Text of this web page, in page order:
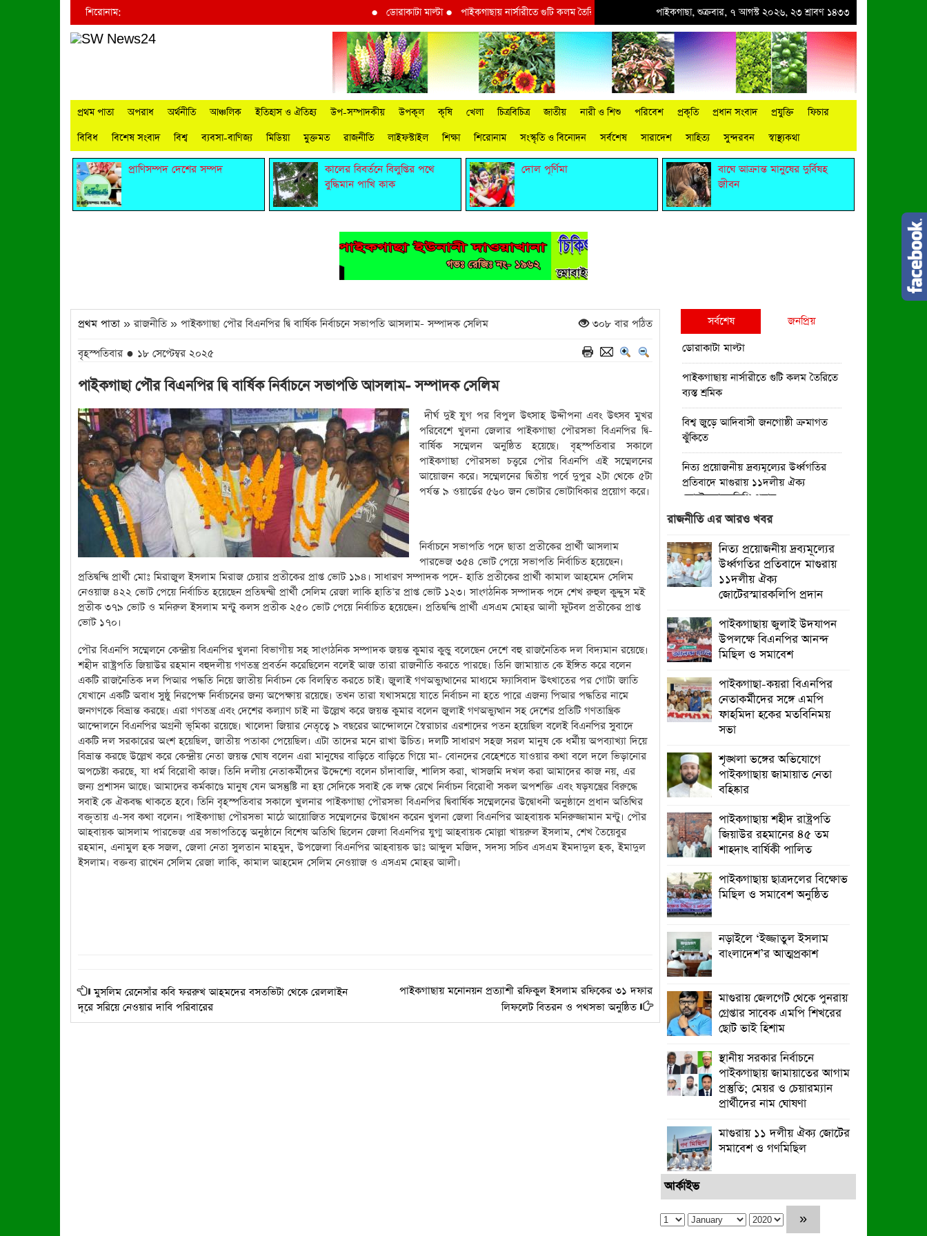
শিরোনাম: ডোরাকাটা মাল্টা●পাইকগাছায় নার্সারীতে গুটি কলম তৈরিতে ব্যস্ত শ্রমিক বিশ্ব জুড়ে আদিবাসী জনগোষ্ঠী ক্রমাগত ঝুঁকিতে ●নিত্য প্রয়োজনীয় দ্রব্যমূল্যের
পাইকগাছা, শুক্রবার, ৭ আগস্ট ২০২৬, ২৩ শ্রাবণ ১৪৩৩
প্রথম পাতা অপরাধ অর্থনীতি আঞ্চলিক ইতিহাস ও ঐতিহ্য উপ-সম্পাদকীয় উপকূল কৃষি খেলা চিত্রবিচিত্র জাতীয় নারী ও শিশু পরিবেশ প্রকৃতি প্রধান সংবাদ প্রযুক্তি
ফিচার
বিবিধ
বিশেষ সংবাদ বিশ্ব ব্যবসা-বাণিজ্য মিডিয়া মুক্তমত রাজনীতি লাইফস্টাইল শিক্ষা শিরোনাম সংস্কৃতি ও বিনোদন সর্বশেষ সারাদেশ সাহিত্য সুন্দরবন স্বাস্থ্যকথা
প্রাণিসম্পদ দেশের সম্পদ
কালের বিবর্তনে বিলুপ্তির পথে
বুদ্ধিমান পাখি কাক
দোল পূর্ণিমা
বাঘে আক্রান্ত মানুষের দুর্বিষহ
জীবন
প্রথম পাতা » রাজনীতি » পাইকগাছা পৌর বিএনপির দ্বি বার্ষিক নির্বাচনে সভাপতি আসলাম- সম্পাদক সেলিম ৩০৮ বার পঠিত
বৃহস্পতিবার ● ১৮ সেপ্টেম্বর ২০২৫
পাইকগাছা পৌর বিএনপির দ্বি বার্ষিক নির্বাচনে সভাপতি আসলাম- সম্পাদক সেলিম
দীর্ঘ দুই যুগ পর বিপুল উৎসাহ উদ্দীপনা এবং উৎসব মুখর
পরিবেশে খুলনা জেলার পাইকগাছা পৌরসভা বিএনপির দ্বি-
বার্ষিক সম্মেলন অনুষ্ঠিত হয়েছে। বৃহস্পতিবার সকালে
পাইকগাছা পৌরসভা চত্ত্বরে পৌর বিএনপি এই সম্মেলনের
আয়োজন করে। সম্মেলনের দ্বিতীয় পর্বে দুপুর ২টা থেকে ৫টা
পর্যন্ত ৯ ওয়ার্ডের ৫৬০ জন ভোটার ভোটাধিকার প্রয়োগ করে।
নির্বাচনে সভাপতি পদে ছাতা প্রতীকের প্রার্থী আসলাম
পারভেজ ৩৫৪ ভোট পেয়ে সভাপতি নির্বাচিত হয়েছেন।
প্রতিদ্বন্দ্বি প্রার্থী মোঃ মিরাজুল ইসলাম মিরাজ চেয়ার প্রতীকের প্রাপ্ত ভোট ১৯৪। সাধারণ সম্পাদক পদে- হাতি প্রতীকের প্রার্থী কামাল আহমেদ সেলিম
নেওয়াজ ৪২২ ভোট পেয়ে নির্বাচিত হয়েছেন প্রতিদ্বন্দ্বী প্রার্থী সেলিম রেজা লাকি হাতি’র প্রাপ্ত ভোট ১২৩। সাংগঠনিক সম্পাদক পদে শেখ রুহুল কুদ্দুস মই
প্রতীক ৩৭৯ ভোট ও মনিরুল ইসলাম মন্টু কলস প্রতীক ২৫০ ভোট পেয়ে নির্বাচিত হয়েছেন। প্রতিদ্বন্দ্বি প্রার্থী এসএম মোহর আলী ফুটবল প্রতীকের প্রাপ্ত
ভোট ১৭০।
পৌর বিএনপি সম্মেলনেকেন্দ্রীয় বিএনপির খুলনা বিভাগীয় সহ সাংগঠনিক সম্পাদক জয়ন্ত কুমার কুন্ডু বলেছেন দেশে বহু রাজনৈতিক দল বিদ্যমান রয়েছে।
শহীদ রাষ্ট্রপতি জিয়াউর রহমান বহুদলীয় গণতন্ত্র প্রবর্তন করেছিলেন বলেই আজ তারা রাজনীতি করতে পারছে। তিনি জামায়াতকে ইঙ্গিত করে বলেন
একটি রাজনৈতিক দল পিআর পদ্ধতি নিয়ে জাতীয় নির্বাচন কে বিলম্বিত করতে চাই। জুলাই গণঅভ্যুত্থানের মাধ্যমে ফ্যাসিবাদ উৎখাতের পর গোটা জাতি
যেখানে একটি অবাধ সুষ্ঠু নিরপেক্ষ নির্বাচনের জন্য অপেক্ষায় রয়েছে। তখন তারা যথাসময়ে যাতে নির্বাচন না হতে পারে এজন্য পিআর পদ্ধতির নামে
জনগণকে বিভ্রান্ত করছে। এরা গণতন্ত্র এবং দেশের কল্যাণ চাই না উল্লেখ করে জয়ন্ত কুমার বলেন জুলাই গণঅভ্যুত্থান সহ দেশের প্রতিটি গণতান্ত্রিক
আন্দোলনে বিএনপির অগ্রনী ভূমিকা রয়েছে। খালেদা জিয়ার নেতৃত্বে ৯ বছরের আন্দোলনে স্বৈরাচার এরশাদের পতন হয়েছিল বলেই বিএনপির সুবাদে
একটি দল সরকারের অংশ হয়েছিল, জাতীয় পতাকা পেয়েছিল। এটা তাদের মনে রাখা উচিত। দলটি সাধারণ সহজ সরল মানুষ কে ধর্মীয় অপব্যাখ্যা দিয়ে
বিভ্রান্ত করছে উল্লেখ করে কেন্দ্রীয় নেতা জয়ন্ত ঘোষ বলেন এরা মানুষের বাড়িতে বাড়িতে গিয়ে মা- বোনদের বেহেশতে যাওয়ার কথা বলে দলে ভিড়ানোর
অপচেষ্টা করছে, যা ধর্ম বিরোধী কাজ। তিনি দলীয় নেতাকর্মীদের উদ্দেশ্যে বলেন চাঁদাবাজি, শালিস করা, খাসজমি দখল করা আমাদের কাজ নয়, এর
জন্য প্রশাসন আছে। আমাদের কর্মকাণ্ডে মানুষ যেন অসন্তুষ্টি না হয় সেদিকে সবাই কে লক্ষ রেখে নির্বাচন বিরোধী সকল অপশক্তি এবং ষড়যন্ত্রের বিরুদ্ধে
সবাই কে ঐকবদ্ধ থাকতে হবে। তিনি বৃহস্পতিবার সকালে খুলনার পাইকগাছা পৌরসভা বিএনপির দ্বিবার্ষিক সম্মেলনের উদ্বোধনী অনুষ্ঠানে প্রধান অতিথির
বক্তৃতায় এ-সব কথা বলেন। পাইকগাছা পৌরসভা মাঠে আয়োজিত সম্মেলনের উদ্বোধন করেন খুলনা জেলা বিএনপির আহবায়ক মনিরুজ্জামান মন্টু। পৌর
আহবায়ক আসলাম পারভেজ এর সভাপতিত্বে অনুষ্ঠানে বিশেষ অতিথি ছিলেন জেলা বিএনপির যুগ্ম আহবায়ক মোল্লা খায়রুল ইসলাম, শেখ তৈয়েবুর
রহমান, এনামুল হক সজল, জেলা নেতা সুলতান মাহমুদ, উপজেলা বিএনপির আহবায়ক ডাঃ আব্দুল মজিদ, সদস্য সচিব এসএম ইমদাদুল হক, ইমাদুল
ইসলাম। বক্তব্য রাখেন সেলিম রেজা লাকি, কামাল আহমেদ সেলিম নেওয়াজ ও এসএম মোহর আলী।
মুসলিম রেনেসাঁর কবি ফররুখ আহমদের বসতভিটা থেকে রেললাইন
দূরে সরিয়ে নেওয়ার দাবি পরিবারের
পাইকগাছায় মনোনয়ন প্রত্যাশী রফিকুল ইসলাম রফিকের ৩১ দফার
লিফলেট বিতরন ও পথসভা অনুষ্ঠিত
সর্বশেষ
জনপ্রিয়
ডোরাকাটা মাল্টা
পাইকগাছায় নার্সারীতে গুটি কলম তৈরিতে
ব্যস্ত শ্রমিক
বিশ্ব জুড়ে আদিবাসী জনগোষ্ঠী ক্রমাগত
ঝুঁকিতে
নিত্য প্রয়োজনীয় দ্রব্যমূল্যের উর্ধ্বগতির
প্রতিবাদে মাগুরায় ১১দলীয় ঐক্য
জোটেরস্মারকলিপি প্রদান
মাগুরায় সাকিব আল হাসানের বাড়িতে
ভাঙচুর, পেট্রোল নিক্ষেপ ও অগ্নিসংযোগ
পাইকগাছায় শিক্ষার্থী ও গরীব-দুস্থদের
মাঝে সাইকেল-ভ্যান ও সেলাই মেশিন
পাইকগাছায় জুলাই উদযাপন উপলক্ষে
বিএনপির আনন্দ মিছিল ও সমাবেশ
পাইকগাছায় জুলাই গণঅভ্যুত্থান দিবস
পালিত
রাজনীতি এর আরও খবর
নিত্য প্রয়োজনীয় দ্রব্যমূল্যের
উর্ধ্বগতির প্রতিবাদে মাগুরায়
১১দলীয় ঐক্য
জোটেরস্মারকলিপি প্রদান
পাইকগাছায় জুলাই উদযাপন
উপলক্ষে বিএনপির আনন্দ
মিছিল ও সমাবেশ
পাইকগাছা-কয়রা বিএনপির
নেতাকর্মীদের সঙ্গে এমপি
ফাহমিদা হকের মতবিনিময়
সভা
শৃঙ্খলা ভঙ্গের অভিযোগে
পাইকগাছায় জামায়াত নেতা
বহিষ্কার
পাইকগাছায় শহীদ রাষ্ট্রপতি
জিয়াউর রহমানের ৪৫ তম
শাহদাৎ বার্ষিকী পালিত
পাইকগাছায় ছাত্রদলের বিক্ষোভ
মিছিল ও সমাবেশ অনুষ্ঠিত
নড়াইলে ‘ইজ্জাতুল ইসলাম
বাংলাদেশ’র আত্মপ্রকাশ
মাগুরায় জেলগেট থেকে পুনরায়
গ্রেপ্তার সাবেক এমপি শিখরের
ছোট ভাই হিশাম
স্থানীয় সরকার নির্বাচনে
পাইকগাছায় জামায়াতের আগাম
প্রস্তুতি; মেয়র ও চেয়ারম্যান
প্রার্থীদের নাম ঘোষণা
মাগুরায় ১১ দলীয় ঐক্য জোটের
সমাবেশ ও গণমিছিল
আর্কাইভ